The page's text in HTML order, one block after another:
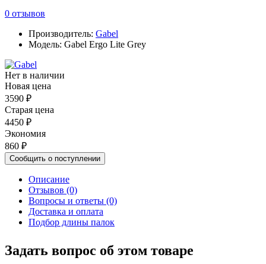
0 отзывов
Производитель: Gabel
Модель: Gabel Ergo Lite Grey
Нет в наличии
Новая цена
3590 ₽
Старая цена
4450 ₽
Экономия
860 ₽
Сообщить о поступлении
Описание
Отзывов (0)
Вопросы и ответы (0)
Доставка и оплата
Подбор длины палок
Задать вопрос об этом товаре